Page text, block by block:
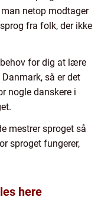
netop modtager
fra folk, der ikke
for dig at lære
så er det
nogle danskere i
mestrer sproget så
sproget fungerer,
here